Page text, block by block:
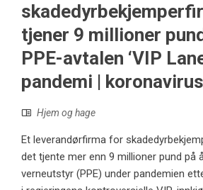
tjener 9 millioner
PPE-avtalen ‘VIP
pandemi |
Hjem og hage
Et leverandørfirma for
det tjente mer enn 9 millioner pund på
verneutstyr (PPE) under pandemien